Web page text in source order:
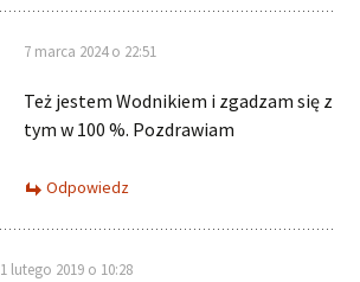
7 marca 2024 o 22:51
Też jestem Wodnikiem i zgadzam się z
tym w 100 %. Pozdrawiam
Odpowiedz
1 lutego 2019 o 10:28